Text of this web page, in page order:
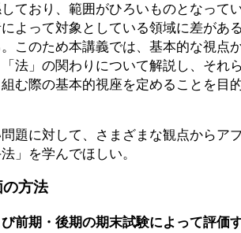
ており、範囲がひろいものとなって
よって対象としている領域に差があ
このため本講義では、基本的な視点
「法」の関わりについて解説し、それ
む際の基本的視座を定めることを目
題に対して、さまざまな観点からア
」を学んでほしい。
方法
前期・後期の期末試験によって評価